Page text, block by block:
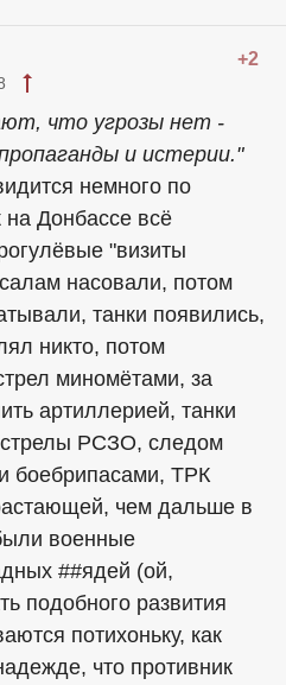
+2
что угрозы нет -
и истерии."
немного по
на Донбассе всё
"визиты
насовали, потом
танки появились,
никто, потом
миномётами, за
артиллерией, танки
РСЗО, следом
боебрипасами, ТРК
чем дальше в
военные
##ядей (ой,
подобного развития
потихоньку, как
что противник